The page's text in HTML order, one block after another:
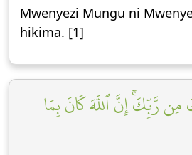
Mwenyezi Mungu ni
hikima. [1]
مِن رَّبِّكَۚ إِنَّ ٱللَّهَ كَانَ بِمَا